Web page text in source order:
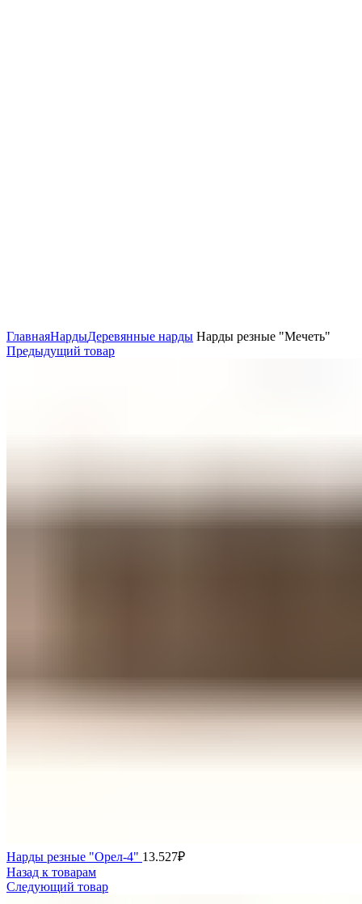
ГлавнаяНардыДеревянные нарды Нарды резные "Мечеть"
Предыдущий товар
Нарды резные "Орел-4" 13.527₽
Назад к товарам
Следующий товар